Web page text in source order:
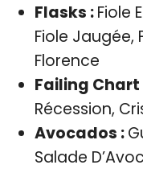
Flasks :Fiole
Fiole Jaugée,
Florence
Failing Chart
Récession,
Avocados :
Salade